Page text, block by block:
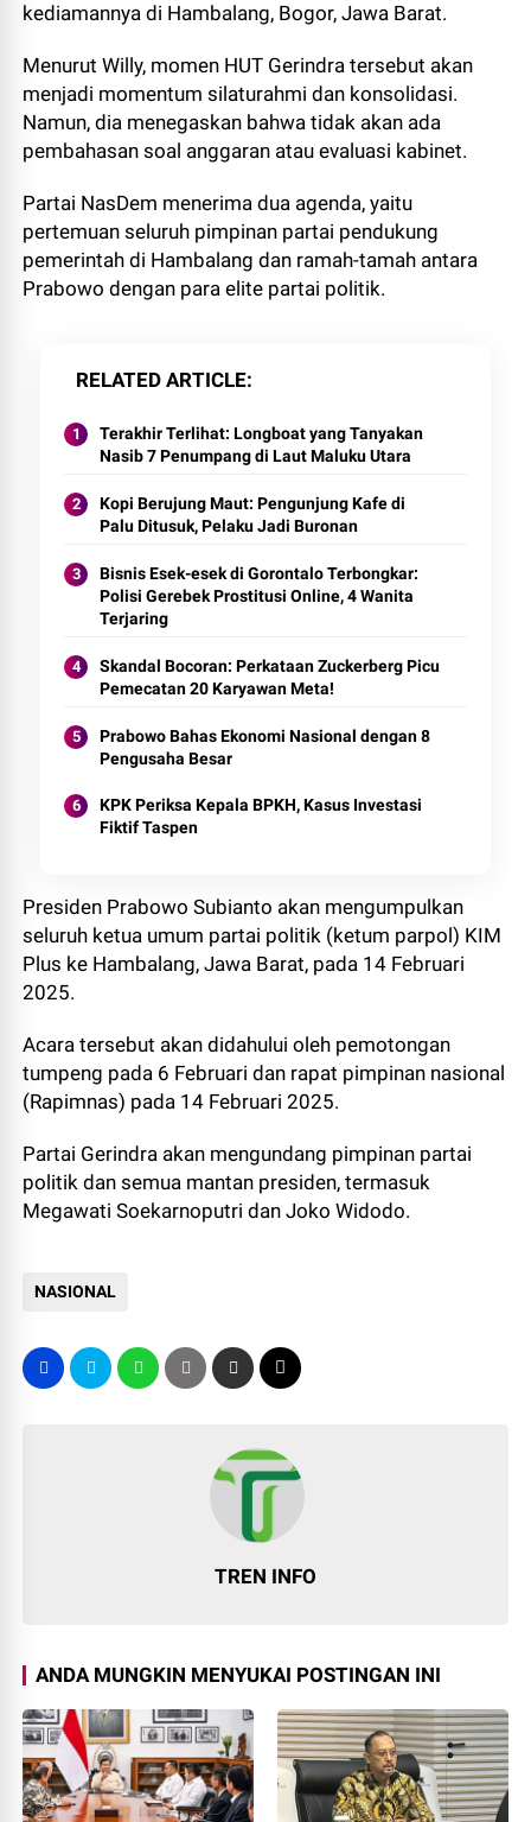
kediamannya di Hambalang, Bogor, Jawa Barat.
Menurut Willy, momen HUT Gerindra tersebut akan
menjadi momentum silaturahmi dan konsolidasi.
Namun, dia menegaskan bahwa tidak akan ada
pembahasan soal anggaran atau evaluasi kabinet.
Partai NasDem menerima dua agenda, yaitu
pertemuan seluruh pimpinan partai pendukung
pemerintah di Hambalang dan ramah-tamah antara
Prabowo dengan para elite partai politik.
RELATED ARTICLE
Terakhir Terlihat: Longboat yang Tanyakan
Nasib 7 Penumpang di Laut Maluku Utara
Kopi Berujung Maut: Pengunjung Kafe di
Palu Ditusuk, Pelaku Jadi Buronan
Bisnis Esek-esek di Gorontalo Terbongkar:
Polisi Gerebek Prostitusi Online, 4 Wanita
Terjaring
Skandal Bocoran: Perkataan Zuckerberg Picu
Pemecatan 20 Karyawan Meta!
Prabowo Bahas Ekonomi Nasional dengan 8
Pengusaha Besar
KPK Periksa Kepala BPKH, Kasus Investasi
Fiktif Taspen
Presiden Prabowo Subianto akan mengumpulkan
seluruh ketua umum partai politik (ketum parpol) KIM
Plus ke Hambalang, Jawa Barat, pada 14 Februari
2025.
Acara tersebut akan didahului oleh pemotongan
tumpeng pada 6 Februari dan rapat pimpinan nasional
(Rapimnas) pada 14 Februari 2025.
Partai Gerindra akan mengundang pimpinan partai
politik dan semua mantan presiden, termasuk
Megawati Soekarnoputri dan Joko Widodo.
NASIONAL
TREN INFO
ANDA MUNGKIN MENYUKAI POSTINGAN INI